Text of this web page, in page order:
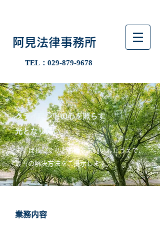
​阿見法律事務所
​TEL：029-879-9678
​クライアントの心を照らす
光となりたい
​まずはじっくりとお話をお伺いしたうえで、
最善の解決方法をご提示します。
​業務内容